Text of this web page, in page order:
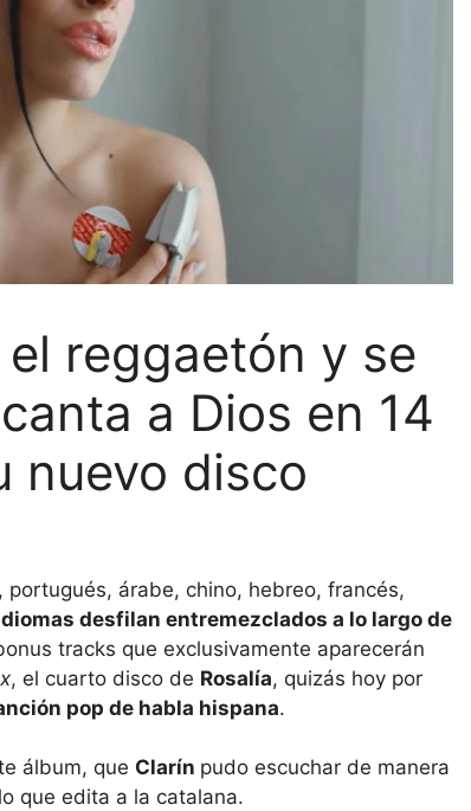
reggaetón y se
a Dios en 14
nuevo disco
árabe, chino, hebreo, francés,
desfilan entremezclados a lo largo de
tracks que exclusivamente aparecerán
, el cuarto disco de Rosalía, quizás hoy por
pop de habla hispana.
álbum, que Clarín pudo escuchar de manera
que edita a la catalana.